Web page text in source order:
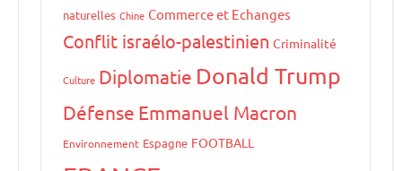
naturelles Chine Commerce et Echanges
Conflit israélo-palestinien Criminalité
Culture Diplomatie Donald Trump
Défense Emmanuel Macron
Environnement Espagne FOOTBALL